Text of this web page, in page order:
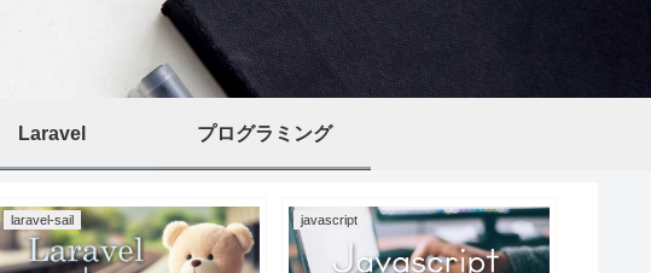
Laravel プログラミング
laravel-sail javascript